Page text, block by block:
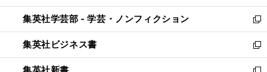
開
く
ウ
で
開
く
ン
ド
ウ
で
開
く
ウ
ィ
ン
ド
ウ
集英社学芸部 - 学芸・ノンフィクション
新
し
い
ウ
集英社ビジネス書
新
し